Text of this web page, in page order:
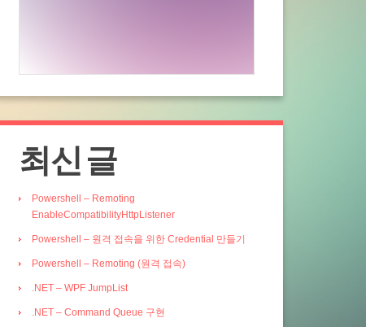
최신 글
Powershell – Remoting
EnableCompatibilityHttpListener
Powershell – 원격 접속을 위한 Credential 만들기
Powershell – Remoting (원격 접속)
.NET – WPF JumpList
.NET – Command Queue 구현